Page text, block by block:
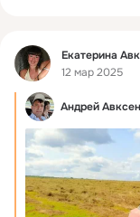
Фид Екатерина
12 мар 2025
Андрей